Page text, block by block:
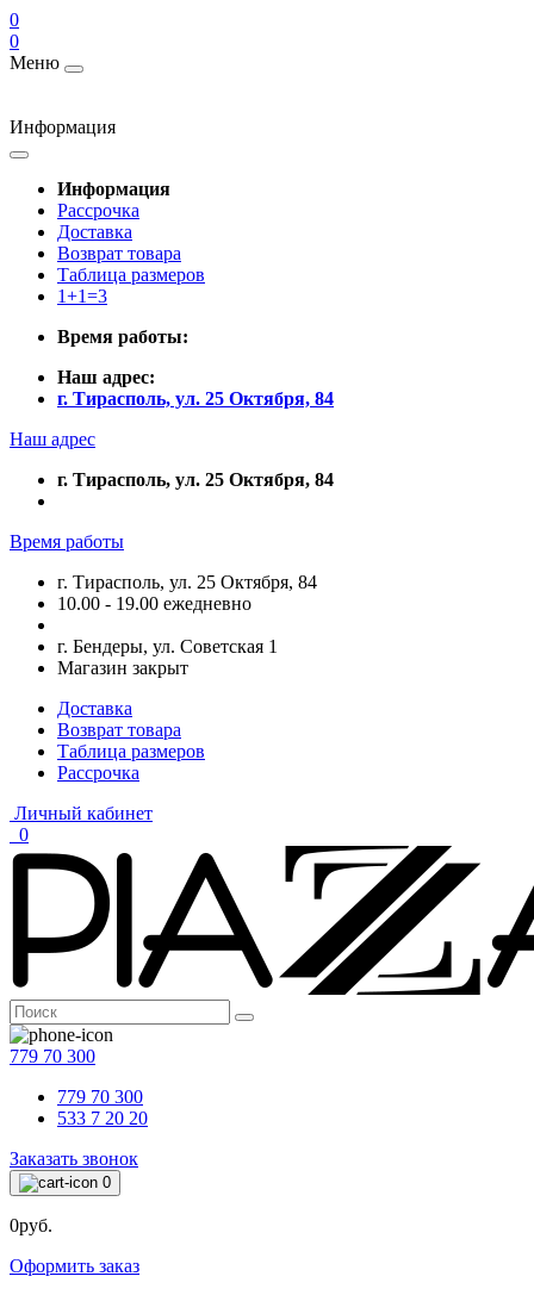
0
0
Меню
Информация
Информация
Рассрочка
Доставка
Возврат товара
Таблица размеров
1+1=3
Время работы:
Наш адрес:
г. Тирасполь, ул. 25 Октября, 84
Наш адрес
г. Тирасполь, ул. 25 Октября, 84
Время работы
г. Тирасполь, ул. 25 Октября, 84
10.00 - 19.00 ежедневно
г. Бендеры, ул. Советская 1
Магазин закрыт
Доставка
Возврат товара
Таблица размеров
Рассрочка
Личный кабинет
0
779 70 300
779 70 300
533 7 20 20
Заказать звонок
0
0руб.
Оформить заказ